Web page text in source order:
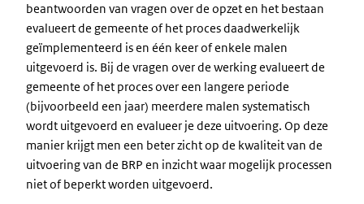
beantwoorden van vragen over de opzet en het bestaan
evalueert de gemeente of het proces daadwerkelijk
geïmplementeerd is en één keer of enkele malen
uitgevoerd is. Bij de vragen over de werking evalueert de
gemeente of het proces over een langere periode
(bijvoorbeeld een jaar) meerdere malen systematisch
wordt uitgevoerd en evalueer je deze uitvoering. Op deze
manier krijgt men een beter zicht op de kwaliteit van de
uitvoering van de BRP en inzicht waar mogelijk processen
niet of beperkt worden uitgevoerd.